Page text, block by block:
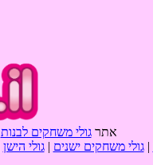
אתרגולי משחקים לבנות
|גולי משחקים ישנים |גולי הישן